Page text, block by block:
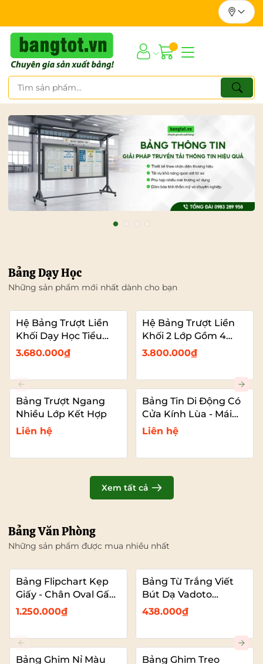
Bảng Dạy Học
Những sản phẩm mới nhất dành cho bạn
Hệ Bảng Trượt Liền
Khối Dạy Học Tiểu
Học – 2 Bảng Trượt
3.680.000₫
Hệ Bảng Trượt Liền
Khối 2 Lớp Gồm 4
Bảng Dạy Học (2
Bảng Trượt Kết Hợp
TIVI)
3.800.000₫
Bảng Trượt Ngang
Nhiều Lớp Kết Hợp
Liên hệ
Bảng Tin Di Động Có
Cửa Kính Lùa - Mái
Che
Liên hệ
Xem tất cả
Bảng Văn Phòng
Những sản phẩm được mua nhiều nhất
Bảng Flipchart Kẹp
Giấy - Chân Oval Gấp
Gọn - Bảng Đào Tạo
1.250.000₫
Bảng Từ Trắng Viết
Bút Dạ Vadoto
EcoTech
438.000₫
Bảng Ghim Nỉ Màu
Bảng Ghim Treo